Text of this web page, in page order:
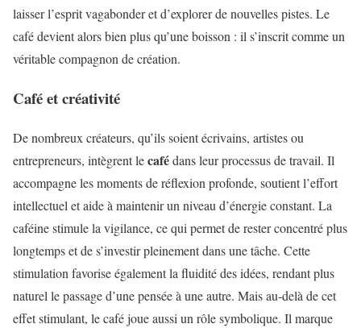
laisser l’esprit vagabonder et d’explorer de nouvelles pistes. Le
café devient alors bien plus qu’une boisson : il s’inscrit comme un
véritable compagnon de création.
Café et créativité
De nombreux créateurs, qu’ils soient écrivains, artistes ou
entrepreneurs, intègrent lecafédans leur processus de travail. Il
accompagne les moments de réflexion profonde, soutient l’effort
intellectuel et aide à maintenir un niveau d’énergie constant. La
caféine stimule la vigilance, ce qui permet de rester concentré plus
longtemps et de s’investir pleinement dans une tâche. Cette
stimulation favorise également la fluidité des idées, rendant plus
naturel le passage d’une pensée à une autre. Mais au-delà de cet
effet stimulant, le café joue aussi un rôle symbolique. Il marque